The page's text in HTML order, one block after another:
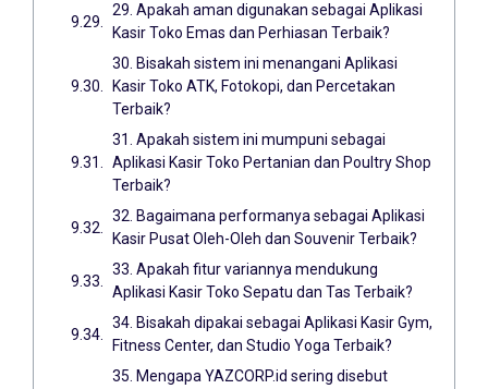
29. Apakah aman digunakan sebagai Aplikasi
Kasir Toko Emas dan Perhiasan Terbaik?
30. Bisakah sistem ini menangani Aplikasi
Kasir Toko ATK, Fotokopi, dan Percetakan
Terbaik?
31. Apakah sistem ini mumpuni sebagai
Aplikasi Kasir Toko Pertanian dan Poultry Shop
Terbaik?
32. Bagaimana performanya sebagai Aplikasi
Kasir Pusat Oleh-Oleh dan Souvenir Terbaik?
33. Apakah fitur variannya mendukung
Aplikasi Kasir Toko Sepatu dan Tas Terbaik?
34. Bisakah dipakai sebagai Aplikasi Kasir Gym,
Fitness Center, dan Studio Yoga Terbaik?
35. Mengapa YAZCORP.id sering disebut